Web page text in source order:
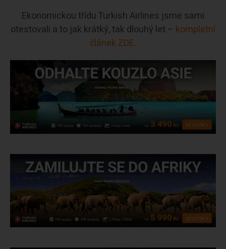
Ekonomickou třídu Turkish Airlines jsme sami
otestovali a to jak krátký, tak dlouhý let – kompletní
článek ZDE.